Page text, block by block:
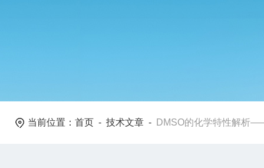
当前位置： 首页 - 技术文章 - DMSO的化学特性解析